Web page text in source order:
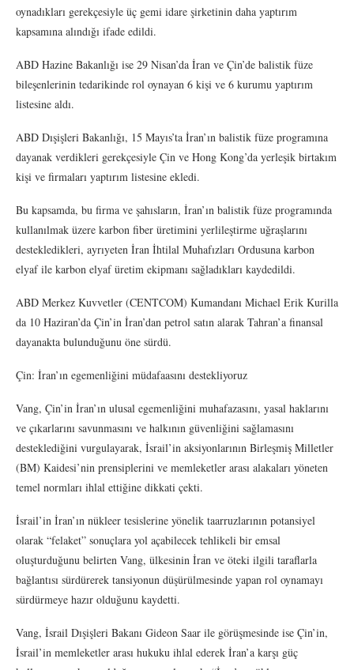
oynadıkları gerekçesiyle üç gemi idare şirketinin daha yaptırım
kapsamına alındığı ifade edildi.
ABD Hazine Bakanlığı ise 29 Nisan’da İran ve Çin’de balistik füze
bileşenlerinin tedarikinde rol oynayan 6 kişi ve 6 kurumu yaptırım
listesine aldı.
ABD Dışişleri Bakanlığı, 15 Mayıs’ta İran’ın balistik füze programına
dayanak verdikleri gerekçesiyle Çin ve Hong Kong’da yerleşik birtakım
kişi ve firmaları yaptırım listesine ekledi.
Bu kapsamda, bu firma ve şahısların, İran’ın balistik füze programında
kullanılmak üzere karbon fiber üretimini yerlileştirme uğraşlarını
destekledikleri, ayrıyeten İran İhtilal Muhafızları Ordusuna karbon
elyaf ile karbon elyaf üretim ekipmanı sağladıkları kaydedildi.
ABD Merkez Kuvvetler (CENTCOM) Kumandanı Michael Erik Kurilla
da 10 Haziran’da Çin’in İran’dan petrol satın alarak Tahran’a finansal
dayanakta bulunduğunu öne sürdü.
Çin: İran’ın egemenliğini müdafaasını destekliyoruz
Vang, Çin’in İran’ın ulusal egemenliğini muhafazasını, yasal haklarını
ve çıkarlarını savunmasını ve halkının güvenliğini sağlamasını
desteklediğini vurgulayarak, İsrail’in aksiyonlarının Birleşmiş Milletler
(BM) Kaidesi’nin prensiplerini ve memleketler arası alakaları yöneten
temel normları ihlal ettiğine dikkati çekti.
İsrail’in İran’ın nükleer tesislerine yönelik taarruzlarının potansiyel
olarak “felaket” sonuçlara yol açabilecek tehlikeli bir emsal
oluşturduğunu belirten Vang, ülkesinin İran ve öteki ilgili taraflarla
bağlantısı sürdürerek tansiyonun düşürülmesinde yapan rol oynamayı
sürdürmeye hazır olduğunu kaydetti.
Vang, İsrail Dışişleri Bakanı Gideon Saar ile görüşmesinde ise Çin’in,
İsrail’in memleketler arası hukuku ihlal ederek İran’a karşı güç